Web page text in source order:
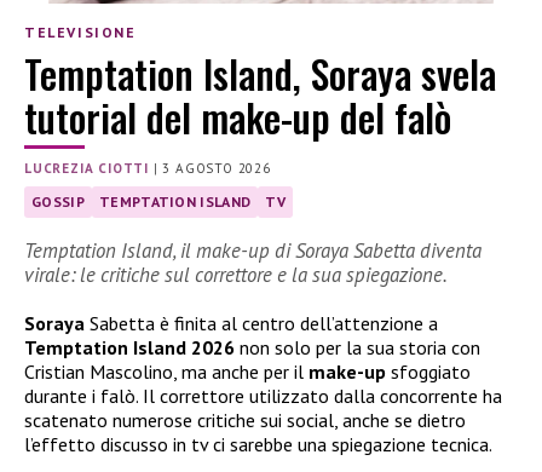
TELEVISIONE
Temptation Island, Soraya svela
tutorial del make-up del falò
LUCREZIA CIOTTI |3 AGOSTO 2026
GOSSIP TEMPTATION ISLAND TV
Temptation Island, il make-up di Soraya Sabetta diventa
virale: le critiche sul correttore e la sua spiegazione.
Soraya Sabetta è finita al centro dell’attenzione a
Temptation Island 2026 non solo per la sua storia con
Cristian Mascolino, ma anche per il make-up sfoggiato
durante i falò. Il correttore utilizzato dalla concorrente ha
scatenato numerose critiche sui social, anche se dietro
l’effetto discusso in tv ci sarebbe una spiegazione tecnica.